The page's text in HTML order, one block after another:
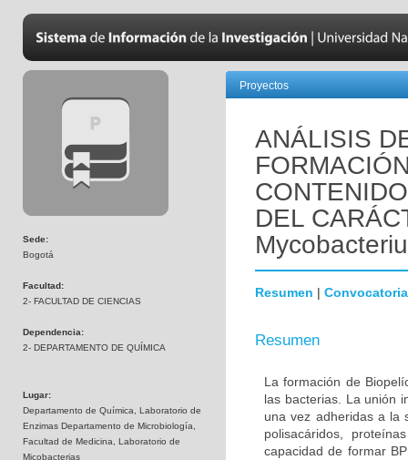
Sede:
Bogotá
Facultad:
2- FACULTAD DE CIENCIAS
Dependencia:
2- DEPARTAMENTO DE QUÍMICA
Lugar:
Departamento de Química, Laboratorio de
Enzimas Departamento de Microbiología,
Facultad de Medicina, Laboratorio de
Micobacterias
Proyectos
ANÁLISIS
DEL
Resumen | Convocatoria
Resumen
La formación de
las bacterias. La unión
una vez adheridas a la
polisacáridos,
capacidad de formar